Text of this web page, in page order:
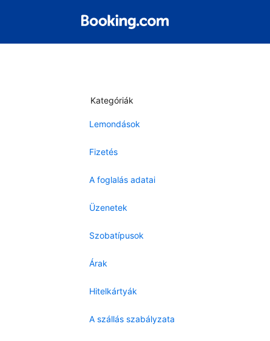
Kategóriák
Lemondások
Fizetés
A foglalás adatai
Üzenetek
Szobatípusok
Árak
Hitelkártyák
A szállás szabályzata